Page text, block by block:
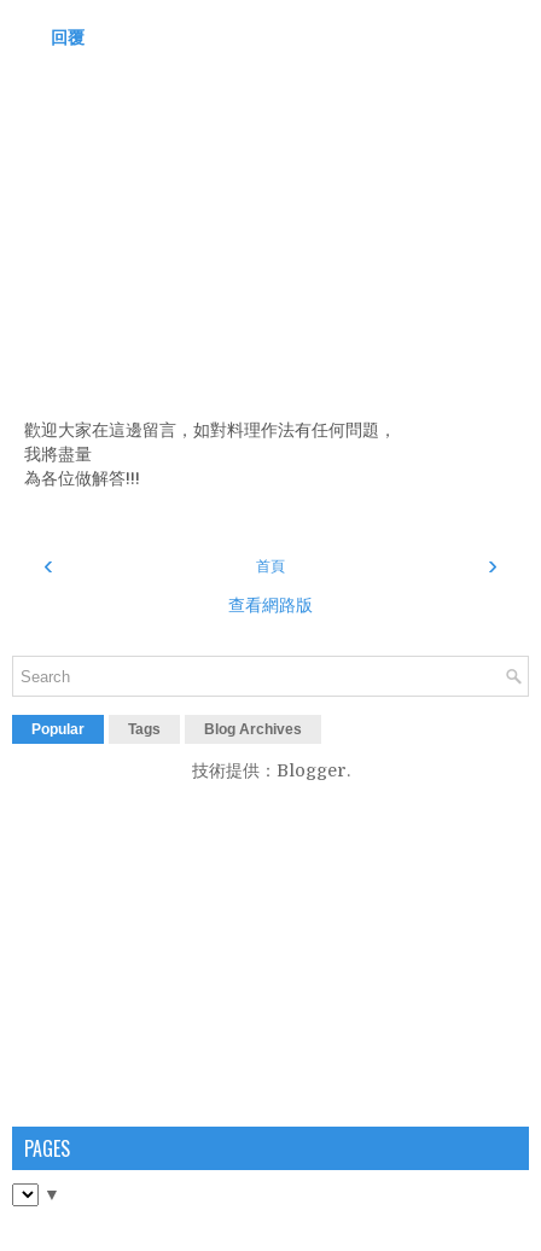
回覆
歡迎大家在這邊留言，如對料理作法有任何問題，
我將盡量
為各位做解答!!!
‹ ›
首頁
查看網路版
Popular Tags Blog Archives
技術提供： Blogger.
PAGES
▼